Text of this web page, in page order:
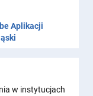
Aplikacji
w instytucjach